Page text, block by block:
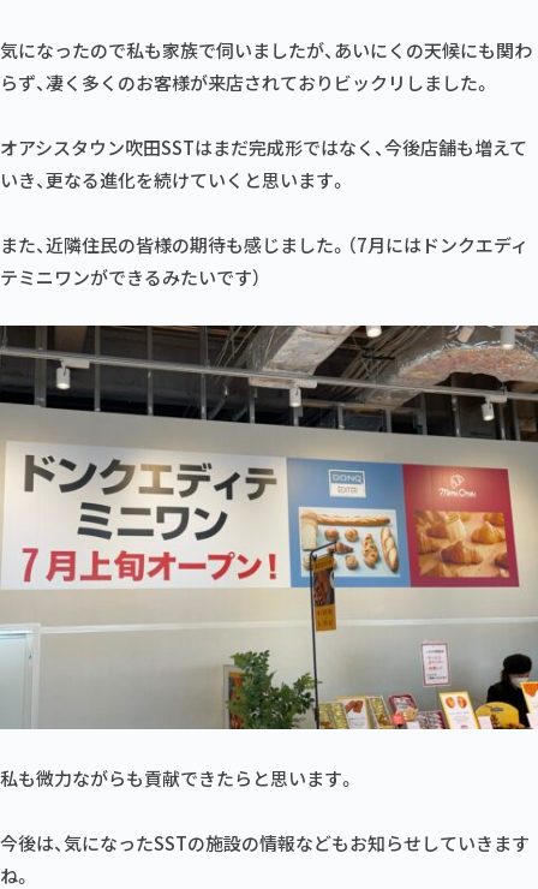
気になったので私も家族で伺いましたが、あいにくの天候にも関わ
らず、凄く多くのお客様が来店されておりビックリしました。
オアシスタウン吹田SSTはまだ完成形ではなく、今後店舗も増えて
いき、更なる進化を続けていくと思います。
また、近隣住民の皆様の期待も感じました。（7月にはドンクエディ
テミニワンができるみたいです）
私も微力ながらも貢献できたらと思います。
今後は、気になったSSTの施設の情報などもお知らせしていきます
ね。